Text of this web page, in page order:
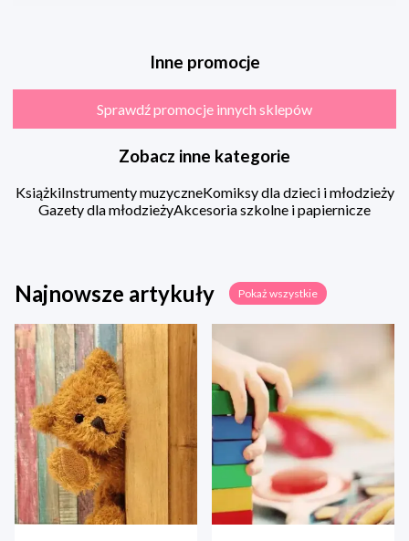
Inne promocje
Sprawdź promocje innych sklepów
Zobacz inne kategorie
KsiążkiInstrumenty muzyczneKomiksy dla dzieci i młodzieży
Gazety dla młodzieżyAkcesoria szkolne i papiernicze
Najnowsze artykuły Pokaż wszystkie